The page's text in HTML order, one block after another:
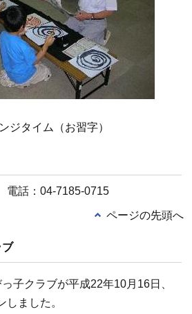
ジタイム（お習字）
話：04-7185-0715
ページの先頭へ
ブ
子クラブが平成22年10月16日、
しました。